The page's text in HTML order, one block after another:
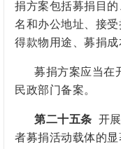
捐方案包括募捐目
名和办公地址、接
得款物用途、募捐成
募捐方案应当在
民政部门备案。
第二十五条 开
者募捐活动载体的